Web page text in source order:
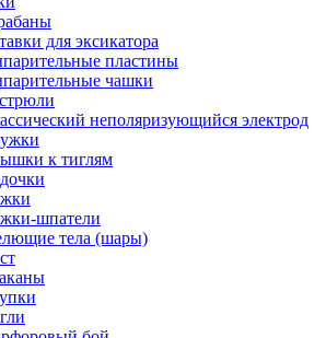
для эксикатора
пластины
чашки
неполяризующийся электрод
к тиглям
шпатели
тела (шары)